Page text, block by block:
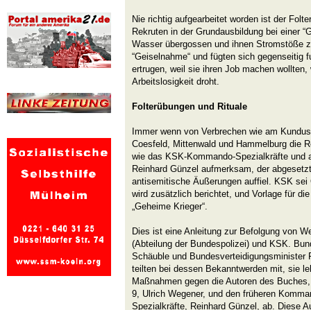
Nie richtig aufgearbeitet worden ist der
Rekruten in der Grundausbildung bei einer
Wasser übergossen und ihnen Stromstöße
“Geiselnahme“ und fügten sich gegenseitig
ertrugen, weil sie ihren Job machen
Arbeitslosigkeit droht.
Folterübungen und Rituale
Immer wenn von Verbrechen wie am
Coesfeld, Mittenwald und Hammelburg die
wie das KSK-Kommando-Spezialkräfte und
Reinhard Günzel aufmerksam, der
antisemitische Äußerungen auffiel. KSK sei
wird zusätzlich berichtet, und Vorlage für
„Geheime Krieger“.
Dies ist eine Anleitung zur Befolgung von
(Abteilung der Bundespolizei) und KSK.
Schäuble und Bundesverteidigungsminister
teilten bei dessen Bekanntwerden mit, sie
Maßnahmen gegen die Autoren des
9, Ulrich Wegener, und den früheren
Spezialkräfte, Reinhard Günzel, ab. Diese